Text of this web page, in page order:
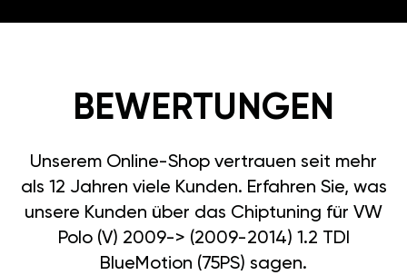
BEWERTUNGEN
Unserem Online-Shop vertrauen seit mehr
als 12 Jahren viele Kunden. Erfahren Sie, was
unsere Kunden über das Chiptuning für VW
Polo (V) 2009-> (2009-2014) 1.2 TDI
BlueMotion (75PS) sagen.